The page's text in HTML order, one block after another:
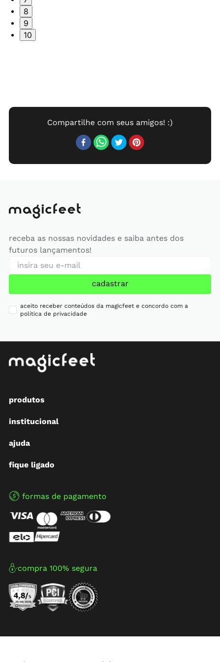
8
9
10
receba as nossas novidades e saiba antes dos
futuros lançamentos!
cadastrar
aceito receber conteúdos da magicfeet e concordo com a
política de privacidade
produtos
institucional
ajuda
fique ligado
formas de pagamento
compra 100% segura